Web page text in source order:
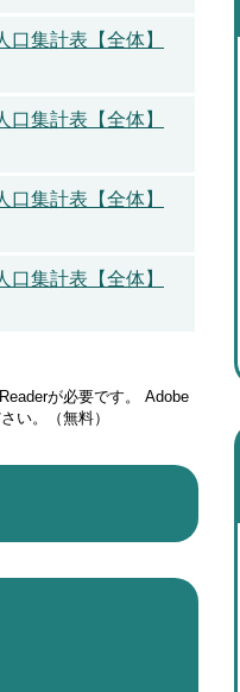
集計表【全体】
集計表【全体】
集計表【全体】
集計表【全体】
が必要です。
Adobe
い。（無料）